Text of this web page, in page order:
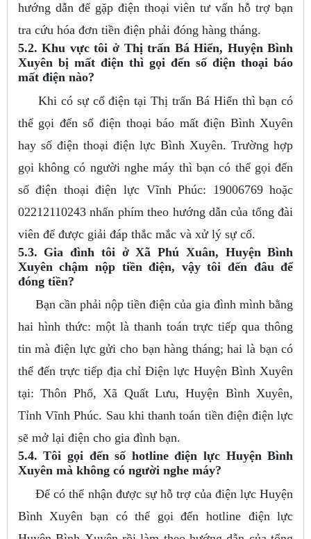
hướng dẫn để gặp điện thoại viên tư vấn hỗ trợ bạn
tra cứu hóa đơn tiền điện phải đóng hàng tháng.
5.2. Khu vực tôi ở Thị trấn Bá Hiển, Huyện Bình
Xuyên bị mất điện thì gọi đến số điện thoại báo
mất điện nào?
Khi có sự cố điện tại Thị trấn Bá Hiển thì bạn có
thể gọi đến số điện thoại báo mất điện Bình Xuyên
hay số điện thoại điện lực Bình Xuyên. Trường hợp
gọi không có người nghe máy thì bạn có thể gọi đến
số điện thoại điện lực Vĩnh Phúc: 19006769 hoặc
02212110243 nhấn phím theo hướng dẫn của tổng đài
viên để được giải đáp thắc mắc và xử lý sự cố.
5.3. Gia đình tôi ở Xã Phú Xuân, Huyện Bình
Xuyên chậm nộp tiền điện, vậy tôi đến đâu để
đóng tiền?
Bạn cần phải nộp tiền điện của gia đình mình bằng
hai hình thức: một là thanh toán trực tiếp qua thông
tin mà điện lực gửi cho bạn hàng tháng; hai là bạn có
thể đến trực tiếp địa chỉ Điện lực Huyện Bình Xuyên
tại: Thôn Phổ, Xã Quất Lưu, Huyện Bình Xuyên,
Tỉnh Vĩnh Phúc. Sau khi thanh toán tiền điện điện lực
sẽ mở lại điện cho gia đình bạn.
5.4. Tôi gọi đến số hotline điện lực Huyện Bình
Xuyên mà không có người nghe máy?
Để có thể nhận được sự hỗ trợ của điện lực Huyện
Bình Xuyên bạn có thể gọi đến hotline điện lực